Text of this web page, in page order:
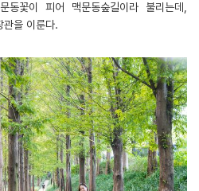
동꽃이 피어 맥문동숲길이라 불리는데,
관을 이룬다.